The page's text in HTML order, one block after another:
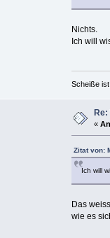
Nichts.
Ich will
Scheiße
«
Zitat von:
Ich will
Das
wie es